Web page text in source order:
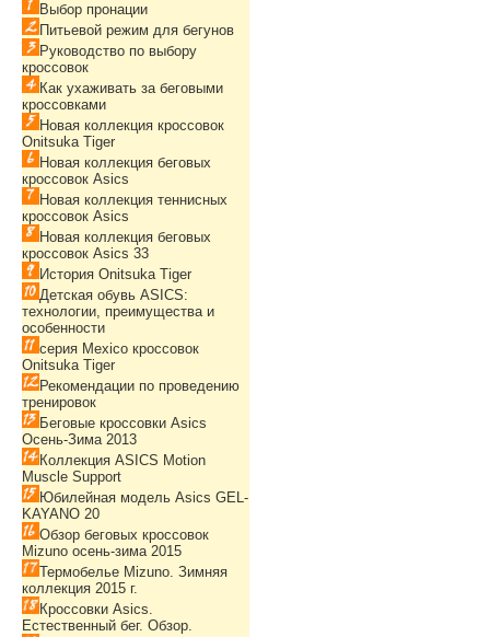
Выбор пронации
Питьевой режим для бегунов
Руководство по выбору
кроссовок
Как ухаживать за беговыми
кроссовками
Новая коллекция кроссовок
Onitsuka Tiger
Новая коллекция беговых
кроссовок Asics
Новая коллекция теннисных
кроссовок Asics
Новая коллекция беговых
кроссовок Asics 33
История Onitsuka Tiger
Детская обувь ASICS:
технологии, преимущества и
особенности
серия Mexico кроссовок
Onitsuka Tiger
Рекомендации по проведению
тренировок
Беговые кроссовки Asics
Осень-Зима 2013
Коллекция ASICS Motion
Muscle Support
Юбилейная модель Asics GEL-
KAYANO 20
Обзор беговых кроссовок
Mizuno осень-зима 2015
Термобелье Mizuno. Зимняя
коллекция 2015 г.
Кроссовки Asics.
Естественный бег. Обзор.